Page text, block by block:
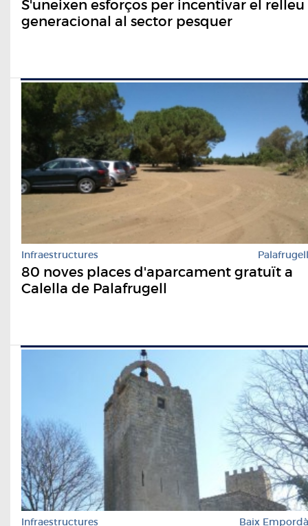
S'uneixen esforços per incentivar el relleu
generacional al sector pesquer
Infraestructures Palafrugell
80 noves places d'aparcament gratuït a
Calella de Palafrugell
Infraestructures Baix Empordà